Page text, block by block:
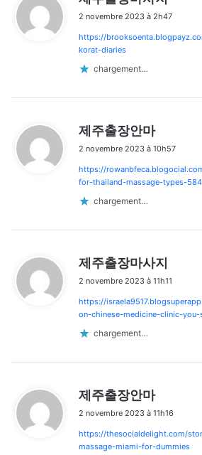
t
2 novembre 2023 à 2h47
https://
korat-diaries
chargement…
제주출장안마
t
:
2 novembre 2023 à 10h57
https://
for-thailand-massage-types-
chargement…
제주출장마사지
t
:
2 novembre 2023 à 11h11
https://
on-chinese-medicine-clinic-
chargement…
제주출장안마
t
:
2 novembre 2023 à 11h16
https://thesocialdelight.com/
massage-miami-for-dummies